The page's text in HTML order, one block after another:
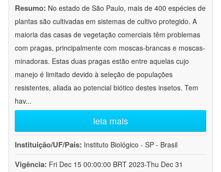
Resumo: No estado de São Paulo, mais de 400 espécies de
plantas são cultivadas em sistemas de cultivo protegido. A
maioria das casas de vegetação comerciais têm problemas
com pragas, principalmente com moscas-brancas e moscas-
minadoras. Estas duas pragas estão entre aquelas cujo
manejo é limitado devido à seleção de populações
resistentes, aliada ao potencial biótico destes insetos. Tem
hav...
leia mais
Instituição/UF/País: Instituto Biológico - SP - Brasil
Vigência: Fri Dec 15 00:00:00 BRT 2023-Thu Dec 31